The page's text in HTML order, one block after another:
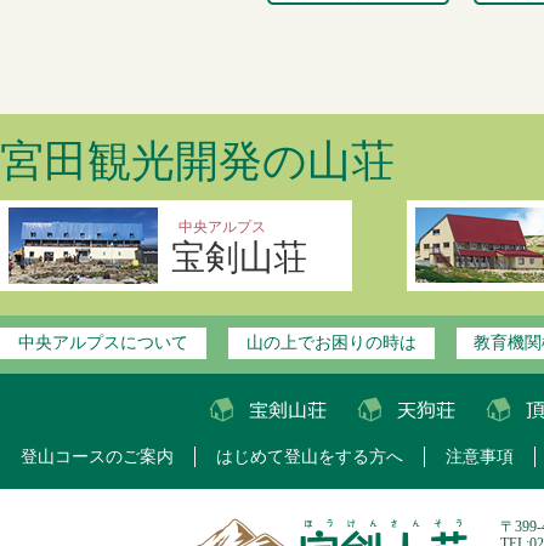
宮田観光開発の山荘
中央アルプス
宝剣山荘
中央アルプスについて 山の上でお困りの時は 教育機
登山コースのご案内 はじめて登山をする方へ 注意事項
〒